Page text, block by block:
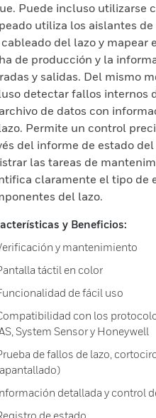
Puede incluso utilizarse
utiliza los aislantes
del lazo y mapear
de producción y la
y salidas. Del mismo
detectar fallos internos
de datos con
Permite un control
del informe de estado
las tareas de
claramente el tipo de
del lazo.
y Beneficios:
y mantenimiento
táctil en color
de fácil uso
con los
System Sensor y Honeywell
de fallos de lazo,
detallada y control
de estado